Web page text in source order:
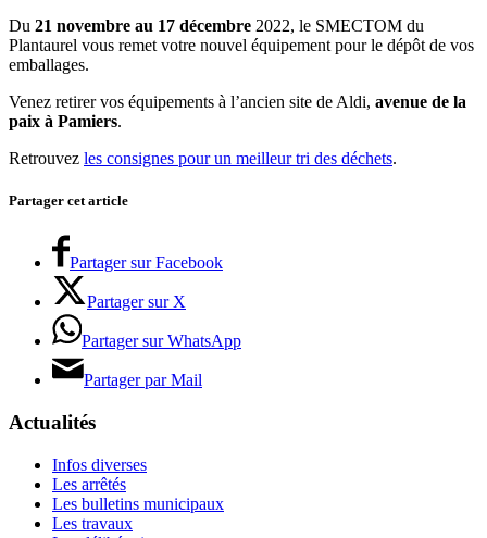
Du 21 novembre au 17 décembre 2022, le SMECTOM du
Plantaurel vous remet votre nouvel équipement pour le dépôt de vos
emballages.
Venez retirer vos équipements à l’ancien site de Aldi, avenue de la
paix à Pamiers.
Retrouvez les consignes pour un meilleur tri des déchets.
Partager cet article
Partager sur Facebook
Partager sur X
Partager sur WhatsApp
Partager par Mail
Actualités
Infos diverses
Les arrêtés
Les bulletins municipaux
Les travaux